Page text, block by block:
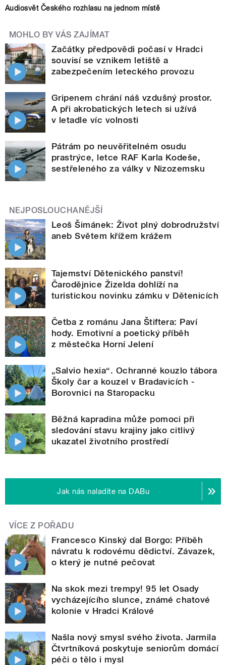
Audiosvět Českého rozhlasu na jednom místě
MOHLO BY VÁS ZAJÍMAT
Začátky předpovědi počasí v Hradci
souvisí se vznikem letiště a
zabezpečením leteckého provozu
Gripenem chrání náš vzdušný prostor.
A při akrobatických letech si užívá
v letadle víc volnosti
Pátrám po neuvěřitelném osudu
prastrýce, letce RAF Karla Kodeše,
sestřeleného za války v Nizozemsku
NEJPOSLOUCHANĚJŠÍ
Leoš Šimánek: Život plný dobrodružství
aneb Světem křížem krážem
Tajemství Dětenického panství!
Čarodějnice Žizelda dohlíží na
turistickou novinku zámku v Dětenicích
Četba z románu Jana Štiftera: Paví
hody. Emotivní a poetický příběh
z městečka Horní Jelení
„Salvio hexia“. Ochranné kouzlo tábora
Školy čar a kouzel v Bradavicích -
Borovnici na Staropacku
Běžná kapradina může pomoci při
sledování stavu krajiny jako citlivý
ukazatel životního prostředí
Jak nás naladíte na DABu
VÍCE Z POŘADU
Francesco Kinský dal Borgo: Příběh
návratu k rodovému dědictví. Závazek,
o který je nutné pečovat
Na skok mezi trempy! 95 let Osady
vycházejícího slunce, známé chatové
kolonie v Hradci Králové
Našla nový smysl svého života. Jarmila
Čtvrtníková poskytuje seniorům domácí
péči o tělo i mysl